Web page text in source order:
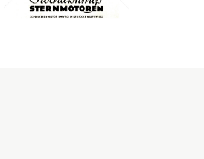
Bild-ID: 2274